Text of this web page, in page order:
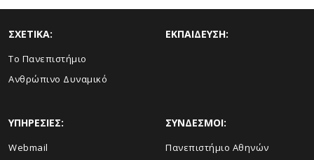
ΣΧΕΤΙΚΑ:
Το Πανεπιστήμιο
Ανθρώπινο Δυναμικό
ΕΚΠΑΙΔΕΥΣΗ:
ΥΠΗΡΕΣΙΕΣ:
Webmail
ΣΥΝΔΕΣΜΟΙ:
Πανεπιστήμιο Αθηνών